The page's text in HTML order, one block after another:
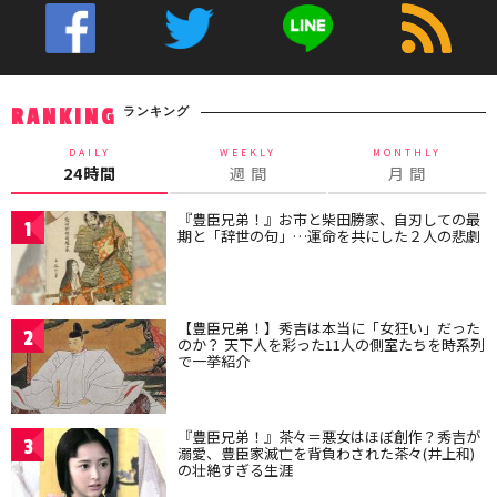
RANKING ランキング
DAILY
24時間
WEEKLY
週 間
MONTHLY
月 間
1 『豊臣兄弟！』お市と柴田勝家、自刃しての最
期と「辞世の句」…運命を共にした２人の悲劇
2 【豊臣兄弟！】秀吉は本当に「女狂い」だった
のか？ 天下人を彩った11人の側室たちを時系列
で一挙紹介
3 『豊臣兄弟！』茶々＝悪女はほぼ創作？秀吉が
溺愛、豊臣家滅亡を背負わされた茶々(井上和)
の壮絶すぎる生涯